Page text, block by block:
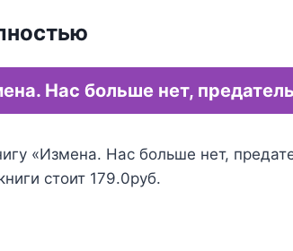
Нас больше нет, предатель
«Измена. Нас больше нет,
стоит 179.0руб.